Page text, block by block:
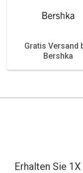
Gratis Versand
Bershka
Erhalten Sie